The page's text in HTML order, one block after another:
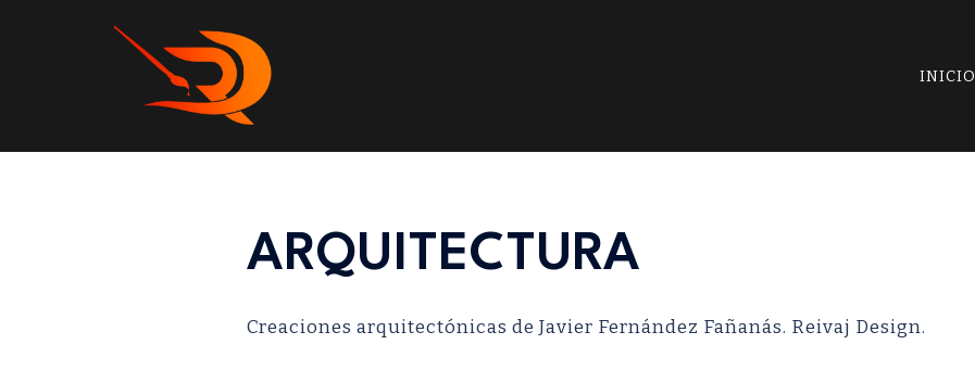
INICIO
ARQUITECTURA
Creaciones arquitectónicas de Javier Fernández Fañanás. Reivaj Design.